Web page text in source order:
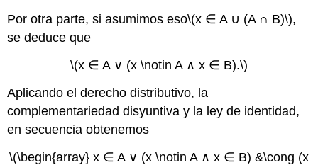
Por otra parte, si asumimos eso\(x ∈ A ∪ (A ∩ B)\),
se deduce que
\(x ∈ A ∨ (x \notin A ∧ x ∈ B).\)
Aplicando el derecho distributivo, la
complementariedad disyuntiva y la ley de identidad,
en secuencia obtenemos
\(\begin{array} x ∈ A ∨ (x \notin A ∧ x ∈ B) &\cong (x